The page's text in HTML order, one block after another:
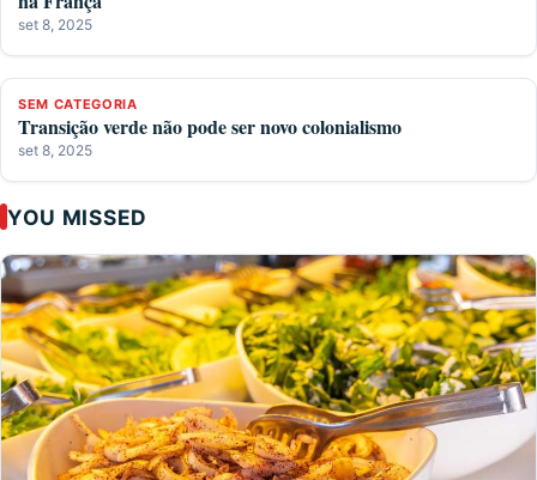
set 8, 2025
SEM CATEGORIA
Transição verde não pode ser novo colonialismo
set 8, 2025
YOU MISSED